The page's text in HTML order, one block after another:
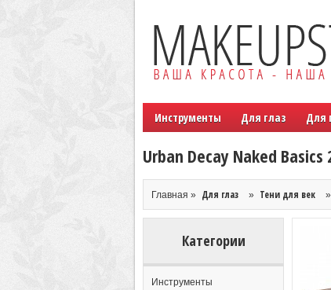
Инструменты Для глаз Для
Urban Decay Naked Basics
Главная » Для глаз » Тени для век »
Категории
Инструменты